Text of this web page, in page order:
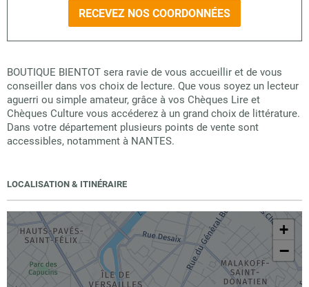
RECEVEZ NOS COORDONNÉES
BOUTIQUE BIENTOT sera ravie de vous accueillir et de vous
conseiller dans vos choix de lecture. Que vous soyez un lecteur
aguerri ou simple amateur, grâce à vos Chèques Lire et
Chèques Culture vous accéderez à un grand choix de littérature.
Dans votre département plusieurs points de vente sont
accessibles, notamment à NANTES.
LOCALISATION & ITINÉRAIRE
+
−